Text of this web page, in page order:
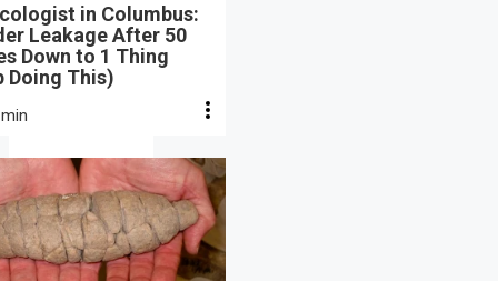
in Columbus:
Leakage After 50
Down to 1 Thing
Doing This)